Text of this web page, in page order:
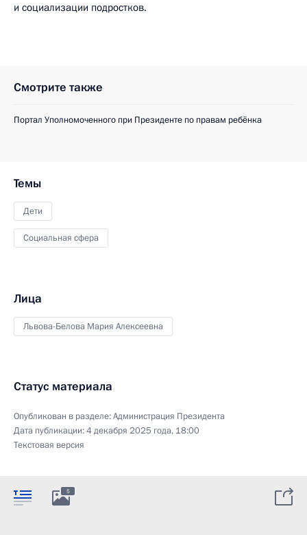
и социализации подростков.
Смотрите также
Портал Уполномоченного при Президенте по правам ребёнка
Темы
Дети
Социальная сфера
Лица
Львова-Белова Мария Алексеевна
Статус материала
Опубликован в разделе:Администрация Президента
Дата публикации:4 декабря 2025 года, 18:00
Текстовая версия
5